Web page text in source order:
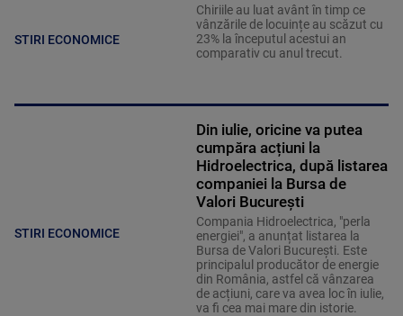
STIRI ECONOMICE
Chiriile au luat avânt în timp ce
vânzările de locuințe au scăzut cu
23% la începutul acestui an
comparativ cu anul trecut.
STIRI ECONOMICE
Din iulie, oricine va putea
cumpăra acțiuni la
Hidroelectrica, după listarea
companiei la Bursa de
Valori București
Compania Hidroelectrica, "perla
energiei", a anunțat listarea la
Bursa de Valori București. Este
principalul producător de energie
din România, astfel că vânzarea
de acțiuni, care va avea loc în iulie,
va fi cea mai mare din istorie.